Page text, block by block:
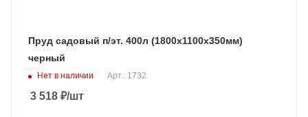
Пруд садовый п/эт. 400л (1800х1100х350мм)
черный
Нет в наличии Арт.: 1732
3 518 ₽/шт